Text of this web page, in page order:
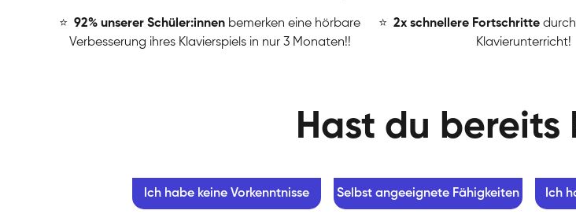
⭐ ️92% unserer Schüler:innen bemerken eine hörbare
Verbesserung ihres Klavierspiels in nur 3 Monaten!!
⭐ ️2x schnellere Fortschritte
Klavierunterricht!
Hast du bereits
Ich habe keine Vorkenntnisse Selbst angeeignete Fähigkeiten Ich